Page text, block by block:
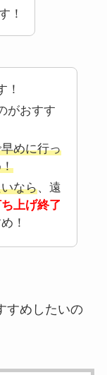
！
！
がおすす
めに行っ
なら、遠
上げ終了
！
すめしたいの